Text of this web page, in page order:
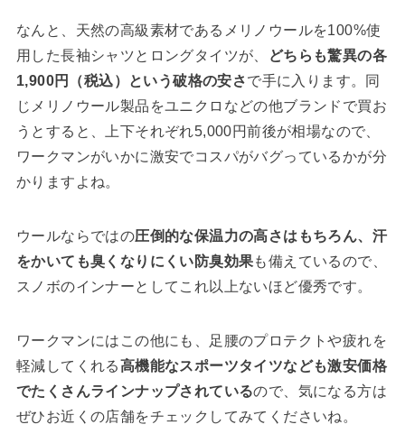
なんと、天然の高級素材であるメリノウールを100%使
用した長袖シャツとロングタイツが、
どちらも驚異の各
1,900円（税込）という破格の安さで手に入ります。同
じメリノウール製品をユニクロなどの他ブランドで買お
うとすると、上下それぞれ5,000円前後が相場なので、
ワークマンがいかに激安でコスパがバグっているかが分
かりますよね。
ウールならではの圧倒的な保温力の高さはもちろん、汗
をかいても臭くなりにくい防臭効果も備えているので、
スノボのインナーとしてこれ以上ないほど優秀です。
ワークマンにはこの他にも、足腰のプロテクトや疲れを
軽減してくれる高機能なスポーツタイツなども激安価格
でたくさんラインナップされているので、気になる方は
ぜひお近くの店舗をチェックしてみてくださいね。